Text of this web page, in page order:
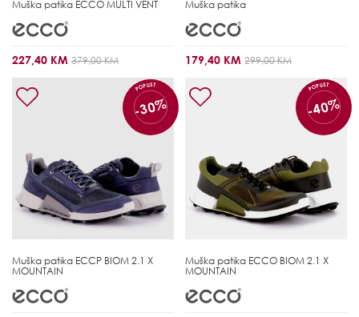
Muška patika ECCO MULTI VENT
227,40 KM 379,00 KM
Muška patika
179,40 KM 299,00 KM
POPUST
-30%
Muška patika ECCP BIOM 2.1 X
MOUNTAIN
POPUST
-40%
Muška patika ECCO BIOM 2.1 X
MOUNTAIN